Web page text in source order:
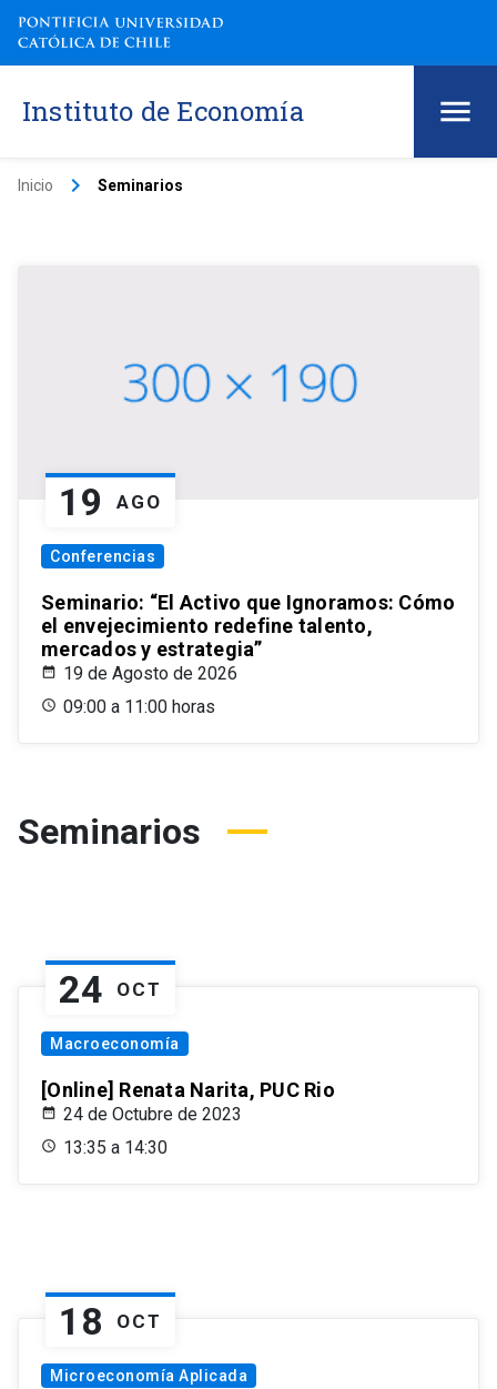
Instituto de Economía
Inicio keyboard_arrow_right Seminarios
19 AGO
Conferencias
Seminario: “El Activo que Ignoramos: Cómo
el envejecimiento redefine talento,
mercados y estrategia”
19 de Agosto de 2026
09:00 a 11:00 horas
Seminarios
24 OCT
Macroeconomía
[Online] Renata Narita, PUC Rio
24 de Octubre de 2023
13:35 a 14:30
18 OCT
Microeconomía Aplicada